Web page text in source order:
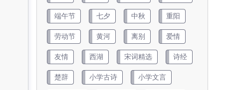
端午节 七夕 中秋 重阳
劳动节 黄河 离别 爱情
友情 西湖 宋词精选 诗经
楚辞 小学古诗 小学文言